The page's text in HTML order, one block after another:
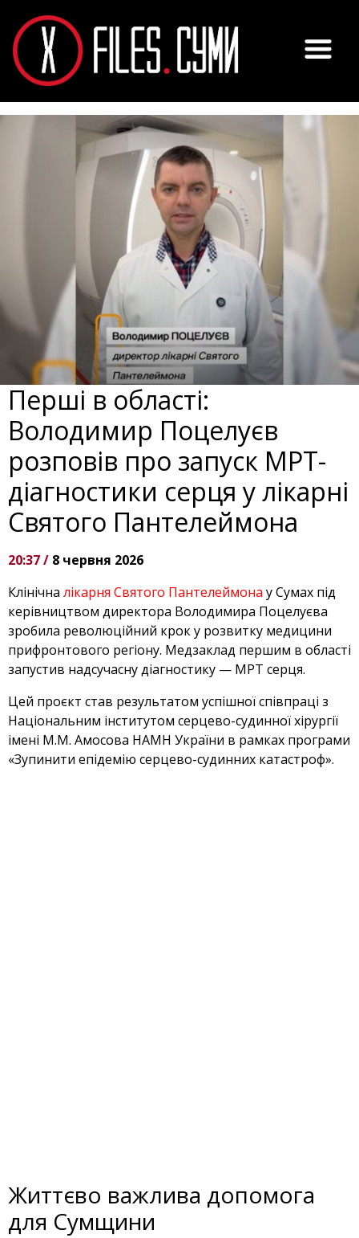
Перші в області:
Володимир Поцелуєв
розповів про запуск МРТ-
діагностики серця у лікарні
Святого Пантелеймона
20:37 / 8 червня 2026
Клінічна лікарня Святого Пантелеймона у Сумах під
керівництвом директора Володимира Поцелуєва
зробила революційний крок у розвитку медицини
прифронтового регіону. Медзаклад першим в області
запустив надсучасну діагностику — МРТ серця.
Цей проєкт став результатом успішної співпраці з
Національним інститутом серцево-судинної хірургії
імені М.М. Амосова НАМН України в рамках програми
«Зупинити епідемію серцево-судинних катастроф».
Життєво важлива допомога
для Сумщини